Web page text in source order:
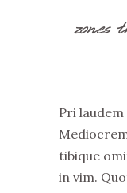
zones
Pri
tibique
in vim.